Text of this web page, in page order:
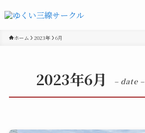
ホーム 2023年 6月
2023年6月 – date –